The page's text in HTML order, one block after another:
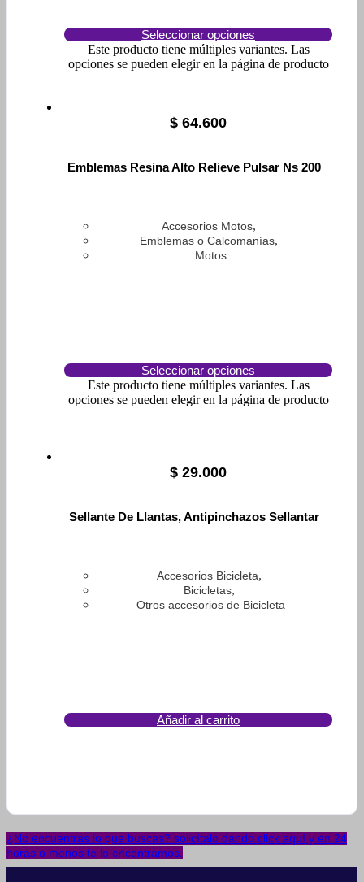
Seleccionar opciones
Este producto tiene múltiples variantes. Las
opciones se pueden elegir en la página de producto
$ 64.600
Emblemas Resina Alto Relieve Pulsar Ns 200
Accesorios Motos,
Emblemas o Calcomanías,
Motos
Seleccionar opciones
Este producto tiene múltiples variantes. Las
opciones se pueden elegir en la página de producto
$ 29.000
Sellante De Llantas, Antipinchazos Sellantar
Accesorios Bicicleta,
Bicicletas,
Otros accesorios de Bicicleta
Añadir al carrito
¿No encuentras lo que buscas? solicítalo dando click aquí y en 24
horas o menos te lo encontramos.